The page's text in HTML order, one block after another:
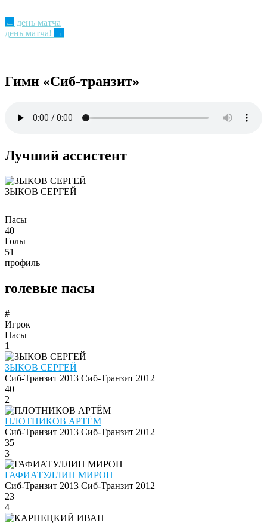
Post
navigation
← день матча
день матча! →
Гимн «Сиб-транзит»
Лучший ассистент
ЗЫКОВ СЕРГЕЙ
Пасы
40
Голы
51
профиль
голевые пасы
#
Игрок
Пасы
1
ЗЫКОВ СЕРГЕЙ
Сиб-Транзит 2013 Сиб-Транзит 2012
40
2
ПЛОТНИКОВ АРТЁМ
Сиб-Транзит 2013 Сиб-Транзит 2012
35
3
ГАФИАТУЛЛИН МИРОН
Сиб-Транзит 2013 Сиб-Транзит 2012
23
4